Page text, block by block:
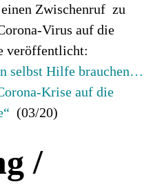
Zwischenruf zu
Virus auf die
veröffentlicht:
selbst Hilfe brauchen…
Krise auf die
(03/20)
/